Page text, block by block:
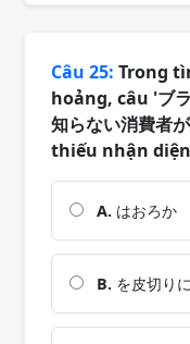
Câu 25: Trong
hoảng, câu 'ブ
知らない消費者
thiếu nhận
A. はおろか
B. を皮切りに